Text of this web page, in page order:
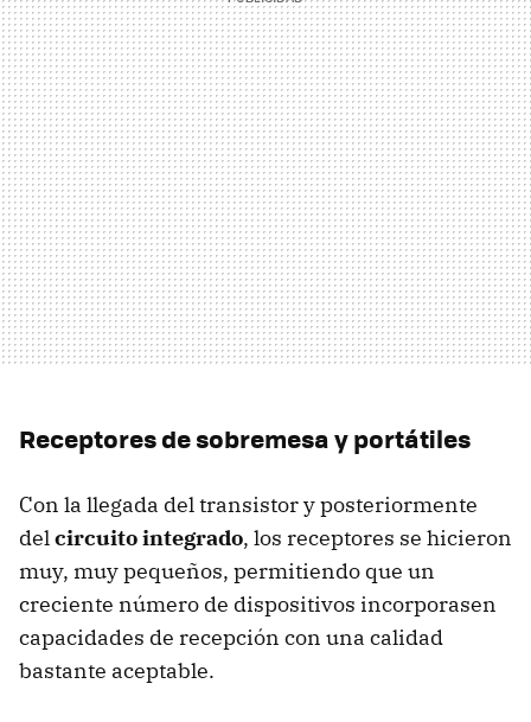
Receptores de sobremesa y portátiles
Con la llegada del transistor y posteriormente
delcircuito integrado, los receptores se hicieron
muy, muy pequeños, permitiendo que un
creciente número de dispositivos incorporasen
capacidades de recepción con una calidad
bastante aceptable.